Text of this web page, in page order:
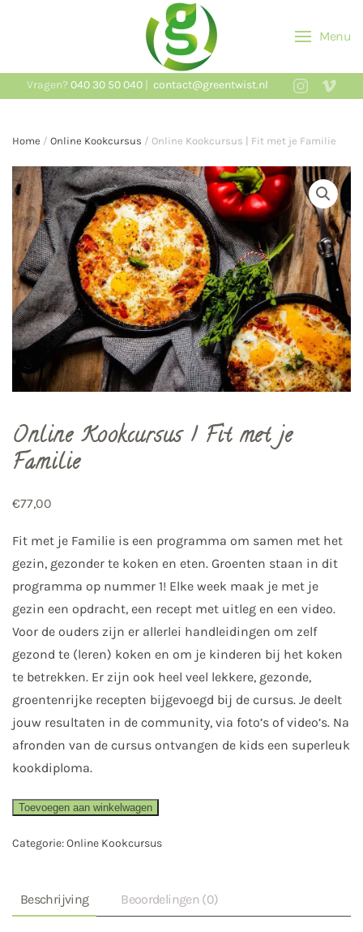
Skip to main content
Menu
Vragen?040 30 50 040| contact@greentwist.nl
Home / Online Kookcursus / Online Kookcursus | Fit met je Familie
Online Kookcursus | Fit met je
Familie
€77,00
Fit met je Familie is een programma om samen met het
gezin, gezonder te koken en eten. Groenten staan in dit
programma op nummer 1! Elke week maak je met je
gezin een opdracht, een recept met uitleg en een video.
Voor de ouders zijn er allerlei handleidingen om zelf
gezond te (leren) koken en om je kinderen bij het koken
te betrekken. Er zijn ook heel veel lekkere, gezonde,
groentenrijke recepten bijgevoegd bij de cursus. Je deelt
jouw resultaten in de community, via foto’s of video’s. Na
afronden van de cursus ontvangen de kids een superleuk
kookdiploma.
Online
|
met
je
Toevoegen aan winkelwagen
Categorie:Online Kookcursus
Beschrijving Beoordelingen (0)